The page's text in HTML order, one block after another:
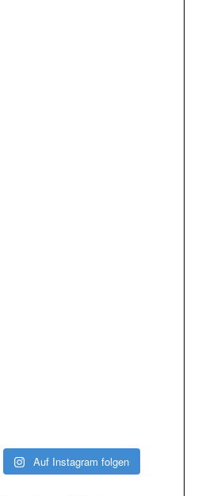
Auf Instagram folgen